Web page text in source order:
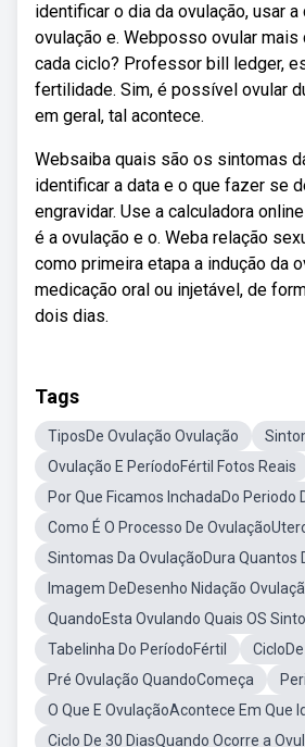
identificar o dia da ovulação, usar a
ovulação e. Webposso ovular mais
cada ciclo? Professor bill ledger,
fertilidade. Sim, é possível ovular
em geral, tal acontece.
Websaiba quais são os sintomas
identificar a data e o que fazer se
engravidar. Use a calculadora
é a ovulação e o. Weba relação
como primeira etapa a indução da
medicação oral ou injetável, de
dois dias.
Tags
TiposDe Ovulação Ovulação
Ovulação E PeríodoFértil Fotos Reais
Por Que Ficamos InchadaDo Periodo
Como É O Processo De
Sintomas Da OvulaçãoDura Quantos
Imagem DeDesenho Nidação
QuandoEsta Ovulando Quais OS
Tabelinha Do PeríodoFértil
Pré Ovulação QuandoComeça
O Que E OvulaçãoAcontece Em Que
Ciclo De 30 DiasQuando Ocorre a